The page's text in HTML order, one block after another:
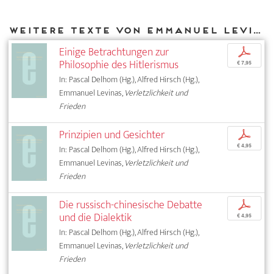
Weitere Texte von Emmanuel Levinas bei DIAPHANES
Einige Betrachtungen zur
Philosophie des Hitlerismus
In: Pascal Delhom (Hg.), Alfred Hirsch (Hg.),
Emmanuel Levinas,Verletzlichkeit und
Frieden
p
€ 7,95
Prinzipien und Gesichter
In: Pascal Delhom (Hg.), Alfred Hirsch (Hg.),
Emmanuel Levinas,Verletzlichkeit und
Frieden
p
€ 4,95
Die russisch-chinesische Debatte
und die Dialektik
In: Pascal Delhom (Hg.), Alfred Hirsch (Hg.),
Emmanuel Levinas,Verletzlichkeit und
Frieden
p
€ 4,95